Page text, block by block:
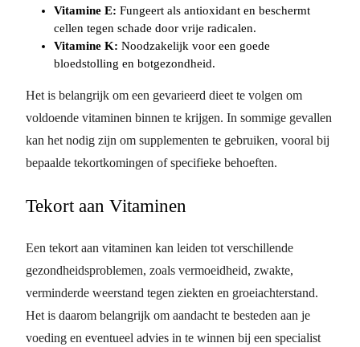
Vitamine E: Fungeert als antioxidant en beschermt
cellen tegen schade door vrije radicalen.
Vitamine K: Noodzakelijk voor een goede
bloedstolling en botgezondheid.
Het is belangrijk om een gevarieerd dieet te volgen om
voldoende vitaminen binnen te krijgen. In sommige gevallen
kan het nodig zijn om supplementen te gebruiken, vooral bij
bepaalde tekortkomingen of specifieke behoeften.
Tekort aan Vitaminen
Een tekort aan vitaminen kan leiden tot verschillende
gezondheidsproblemen, zoals vermoeidheid, zwakte,
verminderde weerstand tegen ziekten en groeiachterstand.
Het is daarom belangrijk om aandacht te besteden aan je
voeding en eventueel advies in te winnen bij een specialist